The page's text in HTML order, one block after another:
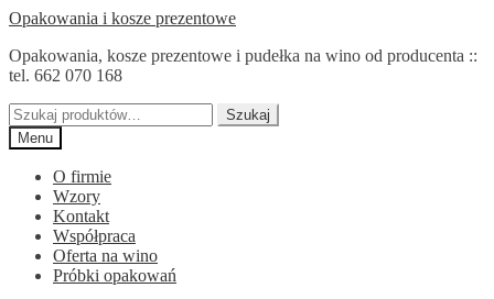
Przejdź
nawigacji
Przejdź
treści
Opakowania i kosze prezentowe
Opakowania, kosze prezentowe i pudełka na wino od producenta ::
tel. 662 070 168
Szukaj:
Szukaj
Menu
O firmie
Wzory
Kontakt
Współpraca
Oferta na wino
Próbki opakowań